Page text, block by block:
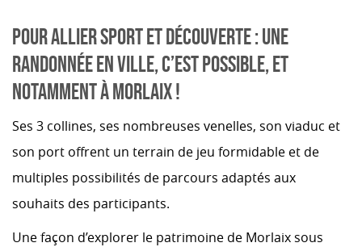
POUR ALLIER SPORT ET DÉCOUVERTE : UNE
RANDONNÉE EN VILLE, C’EST POSSIBLE, ET
NOTAMMENT À MORLAIX !
Ses 3 collines, ses nombreuses venelles, son viaduc et
son port offrent un terrain de jeu formidable et de
multiples possibilités de parcours adaptés aux
souhaits des participants.
Une façon d’explorer le patrimoine de Morlaix sous